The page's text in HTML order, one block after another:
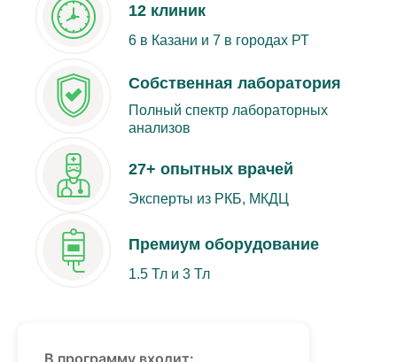
12 клиник
6 в Казани и 7 в городах РТ
Собственная лаборатория
Полный спектр лабораторных
анализов
27+ опытных врачей
Эксперты из РКБ, МКДЦ
Премиум оборудование
1.5 Тл и 3 Тл